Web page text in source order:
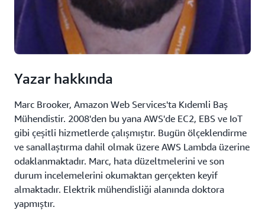
Yazar hakkında
Marc Brooker, Amazon Web Services'ta Kıdemli Baş
Mühendistir. 2008'den bu yana AWS'de EC2, EBS ve IoT
gibi çeşitli hizmetlerde çalışmıştır. Bugün ölçeklendirme
ve sanallaştırma dahil olmak üzere AWS Lambda üzerine
odaklanmaktadır. Marc, hata düzeltmelerini ve son
durum incelemelerini okumaktan gerçekten keyif
almaktadır. Elektrik mühendisliği alanında doktora
yapmıştır.